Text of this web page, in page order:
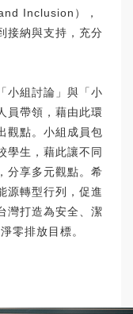
Inclusion），
接納與支持，充分
小組討論」與「小
員帶領，藉由此環
觀點。小組成員包
學生，藉此讓不同
分享多元觀點。希
源轉型行列，促進
灣打造為安全、潔
零排放目標。